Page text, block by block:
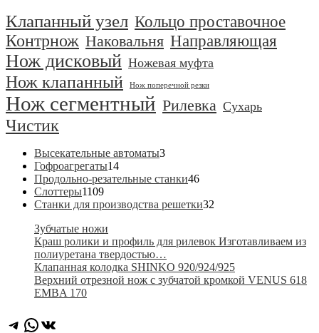
Клапанный узел Кольцо проставочное
Контрнож Наковальня Направляющая
Нож дисковый Ножевая муфта
Нож клапанный Нож поперечной резки
Нож сегментный Рилевка Сухарь
Чистик
Высекательные автоматы33
Гофроагрегаты1414
товаров
Продольно-резательные станки4646
Слоттеры11091109
товаров
Станки для производства решетки32
Зубчатые ножи
Краш ролики и профиль для рилевок Изготавливаем из
полиуретана твердостью…
Клапанная колодка SHINKO 920/924/925
Верхний отрезной нож с зубчатой кромкой VENUS 618
EMBA 170
Telegram
WhatsApp
ВКонтакте